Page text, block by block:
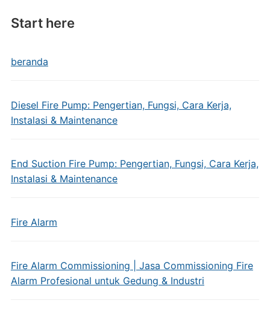
Start here
beranda
Diesel Fire Pump: Pengertian, Fungsi, Cara Kerja,
Instalasi & Maintenance
End Suction Fire Pump: Pengertian, Fungsi, Cara Kerja,
Instalasi & Maintenance
Fire Alarm
Fire Alarm Commissioning | Jasa Commissioning Fire
Alarm Profesional untuk Gedung & Industri